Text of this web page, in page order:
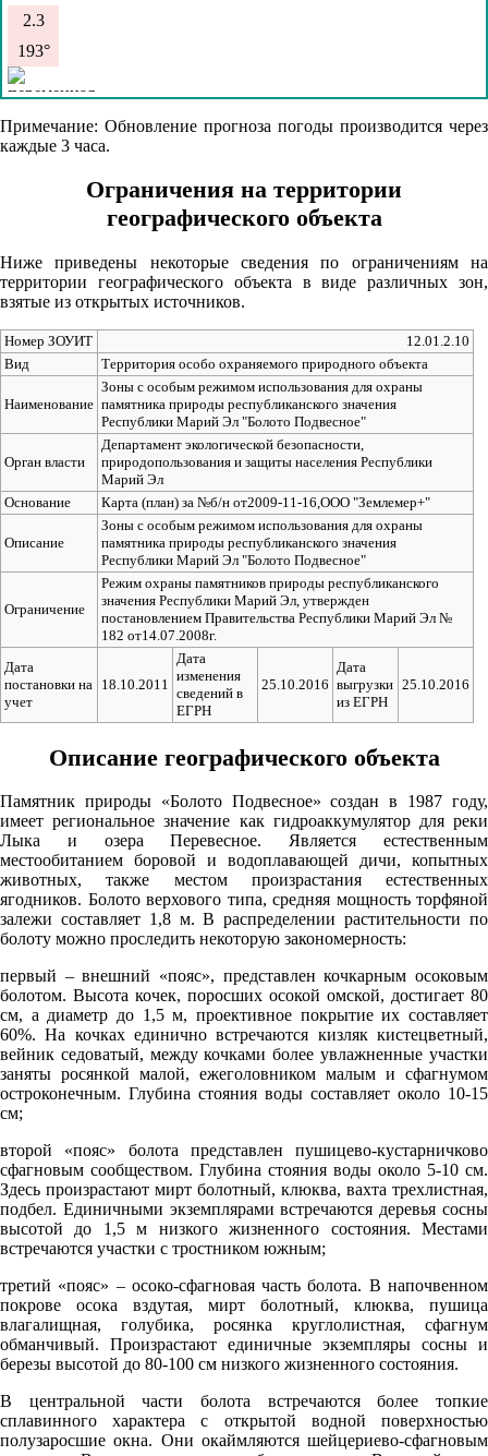
2.3
193°
07.08
06:00
2.7
197°
07.08
09:00
760
52%
12:00
29.2°
759
226°
07.08
15:00
29°
758
51%
3.8
219°
07.08
18:00
24.1°
756
1.7
184°
07.08
21:00
Примечание: Обновление прогноза погоды производится через
каждые 3 часа.
Ограничения на территории
географического объекта
Ниже приведены некоторые сведения по ограничениям на
территории географического объекта в виде различных зон,
взятые из открытых источников.
Номер ЗОУИТ
12.01.2.10
Вид
Территория особо охраняемого природного объекта
Наименование
Зоны с особым режимом использования для охраны
памятника природы республиканского значения
Республики Марий Эл "Болото Подвесное"
Орган власти
Департамент экологической безопасности,
природопользования и защиты населения Республики
Марий Эл
Основание
Карта (план) за №б/н от2009-11-16,ООО "Землемер+"
Описание
Зоны с особым режимом использования для охраны
памятника природы республиканского значения
Республики Марий Эл "Болото Подвесное"
Ограничение
Режим охраны памятников природы республиканского
значения Республики Марий Эл, утвержден
постановлением Правительства Республики Марий Эл №
182 от14.07.2008г.
Дата
постановки на
учет
18.10.2011
Дата
изменения
сведений в
ЕГРН
25.10.2016
Дата
выгрузки
из ЕГРН
25.10.2016
Описание географического объекта
Памятник природы «Болото Подвесное» создан в 1987 году,
имеет региональное значение как гидроаккумулятор для реки
Лыка и озера Перевесное. Является естественным
местообитанием боровой и водоплавающей дичи, копытных
животных, также местом произрастания естественных
ягодников. Болото верхового типа, средняя мощность торфяной
залежи составляет 1,8 м. В распределении растительности по
болоту можно проследить некоторую закономерность:
первый – внешний «пояс», представлен кочкарным осоковым
болотом. Высота кочек, поросших осокой омской, достигает 80
см, а диаметр до 1,5 м, проективное покрытие их составляет
60%. На кочках единично встречаются кизляк кистецветный,
вейник седоватый, между кочками более увлажненные участки
заняты росянкой малой, ежеголовником малым и сфагнумом
остроконечным. Глубина стояния воды составляет около 10-15
см;
второй «пояс» болота представлен пушицево-кустарничково
сфагновым сообществом. Глубина стояния воды около 5-10 см.
Здесь произрастают мирт болотный, клюква, вахта трехлистная,
подбел. Единичными экземплярами встречаются деревья сосны
высотой до 1,5 м низкого жизненного состояния. Местами
встречаются участки с тростником южным;
третий «пояс» – осоко-сфагновая часть болота. В напочвенном
покрове осока вздутая, мирт болотный, клюква, пушица
влагалищная, голубика, росянка круглолистная, сфагнум
обманчивый. Произрастают единичные экземпляры сосны и
березы высотой до 80-100 см низкого жизненного состояния.
В центральной части болота встречаются более топкие
сплавинного характера с открытой водной поверхностью
полузаросшие окна. Они окаймляются шейцериево-сфагновым